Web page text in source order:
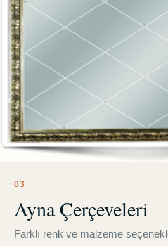
03
Ayna Çerçeveleri
Farklı renk ve malzeme